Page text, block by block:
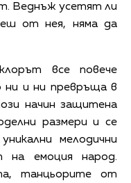
Веднъж усетят ли
от нея, няма да
все повече
и ни превръща в
начин защитена
размери и се
мелодични
на емоция народ.
танцьорите от